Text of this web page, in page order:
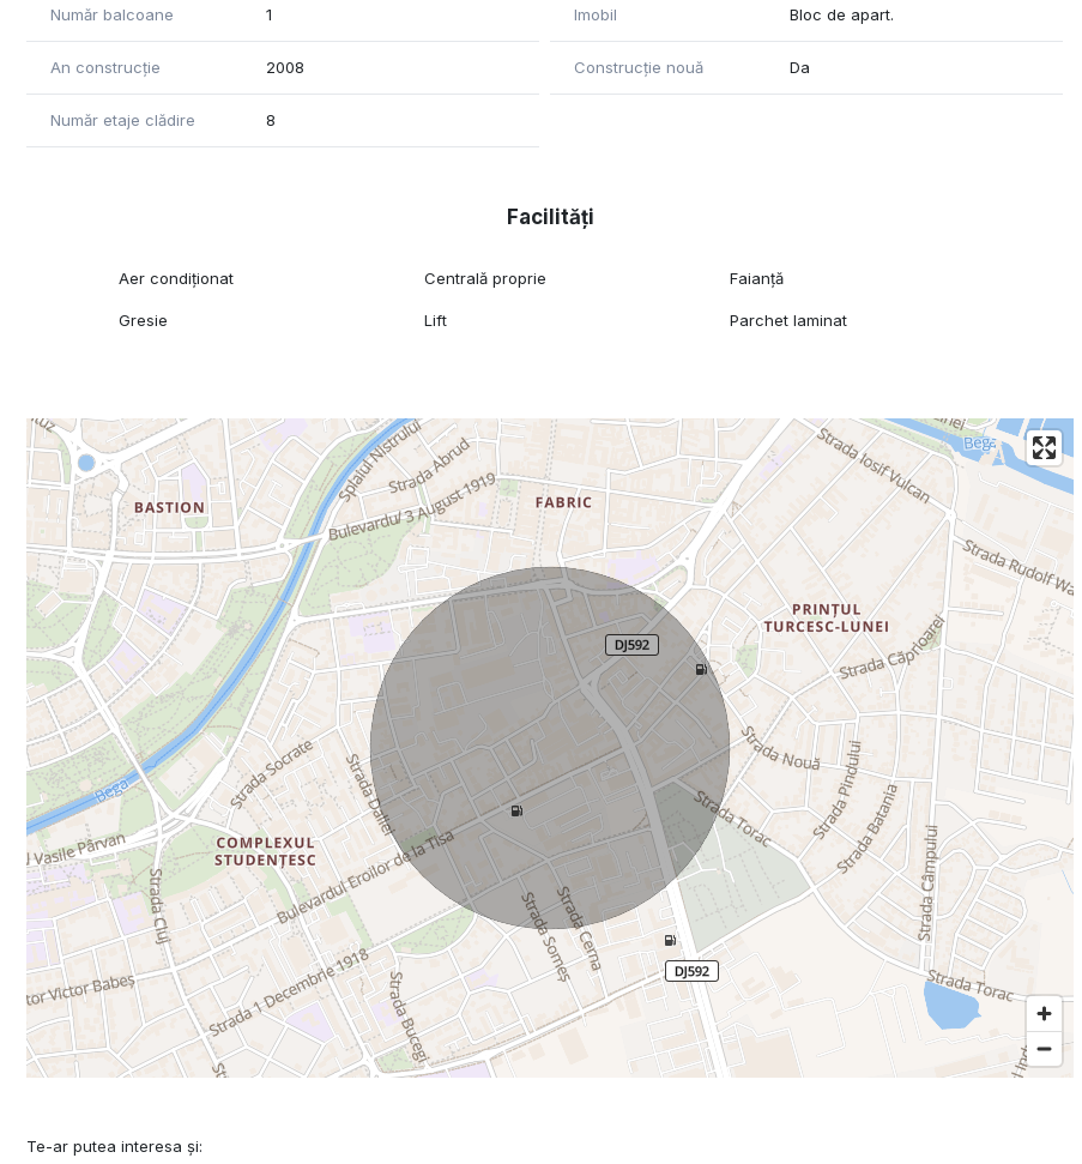
Număr balcoane 1 Imobil Bloc de apart.
An construcție 2008 Construcție nouă Da
Număr etaje clădire 8
Facilități
Aer condiționat Centrală proprie Faianță
Gresie Lift Parchet laminat
Te-ar putea interesa și: